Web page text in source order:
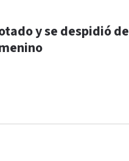
y se despidió